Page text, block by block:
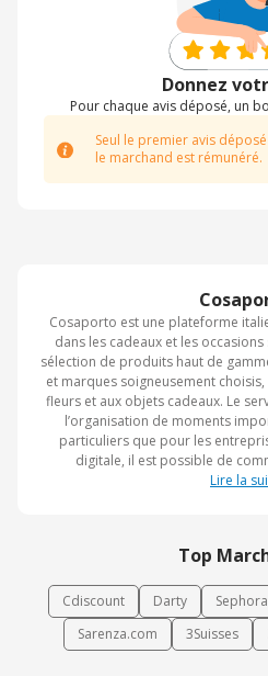
Cosaporto est une plateforme
dans les cadeaux et les
sélection de produits haut de
et marques soigneusement
fleurs et aux objets cadeaux. Le
l’organisation de moments
particuliers que pour les
digitale, il est possible de
rapidement des produitsLire la
Top
Cdiscount Darty Sephora
Sarenza.com
3Suisses
Donnez
Pour chaque avis déposé, un
Seul le premier avis
le marchand est rémunéré.